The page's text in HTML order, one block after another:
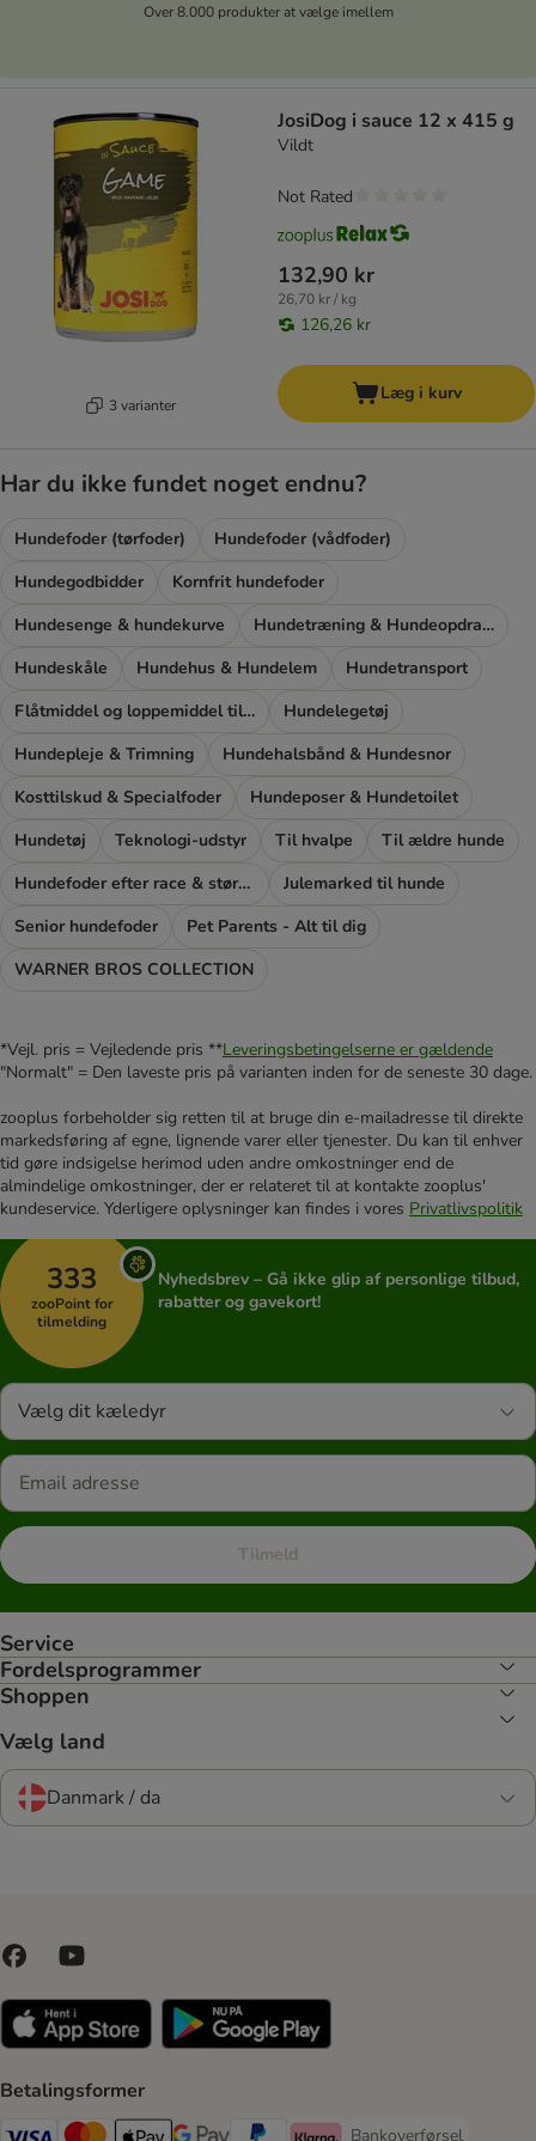
Over 8.000 produkter at vælge imellem
3 varianter
JosiDog i sauce 12 x 415 g
Vildt
132,90 kr
26,70 kr / kg
126,26 kr
Not Rated
Læg i kurv
Har du ikke fundet noget endnu?
Hundefoder (tørfoder)
Hundefoder (vådfoder)
Hundegodbidder
Kornfrit hundefoder
Hundesenge & hundekurve
Hundetræning & Hundeopdragelse
Hundeskåle
Hundehus & Hundelem
Hundetransport
Flåtmiddel og loppemiddel til hunde
Hundelegetøj
Hundepleje & Trimning
Hundehalsbånd & Hundesnor
Kosttilskud & Specialfoder
Hundeposer & Hundetoilet
Hundetøj
Teknologi-udstyr Til hvalpe
Til ældre hunde
Hundefoder efter race & størrelse
Julemarked til hunde
Senior hundefoder
Pet Parents - Alt til dig
WARNER BROS COLLECTION
*Vejl. pris = Vejledende pris **Leveringsbetingelserne er gældende
"Normalt" = Den laveste pris på varianten inden for de seneste 30 dage.
zooplus forbeholder sig retten til at bruge din e-mailadresse til direkte
markedsføring af egne, lignende varer eller tjenester. Du kan til enhver
tid gøre indsigelse herimod uden andre omkostninger end de
almindelige omkostninger, der er relateret til at kontakte zooplus'
kundeservice. Yderligere oplysninger kan findes i vores Privatlivspolitik
333
zooPoint for
tilmelding
Nyhedsbrev – Gå ikke glip af personlige tilbud,
rabatter og gavekort!
Vælg dit kæledyr
Tilmeld
Service
Fordelsprogrammer
Shoppen
Vælg land
Danmark / da
Betalingsformer
Bankoverførsel